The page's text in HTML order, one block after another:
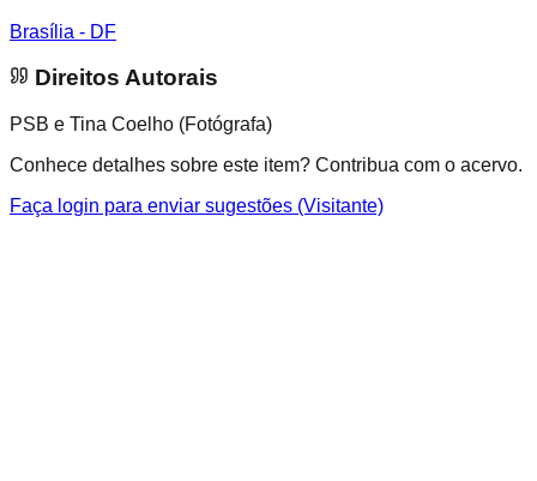
Brasília - DF
Direitos Autorais
PSB e Tina Coelho (Fotógrafa)
Conhece detalhes sobre este item? Contribua com o acervo.
Faça login para enviar sugestões (Visitante)